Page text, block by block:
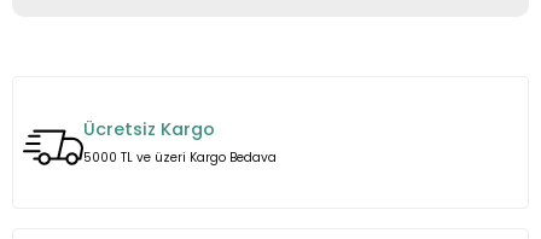
Görüş ve önerileriniz için teşekkür ederiz.
Ücretsiz Kargo
5000 TL ve üzeri Kargo Bedava